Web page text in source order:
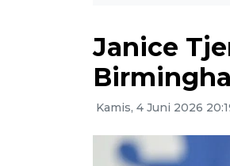
Janice
Kamis, 4 Juni 2026